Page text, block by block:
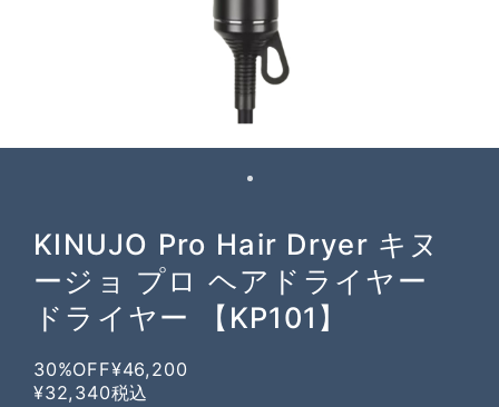
KINUJO Pro Hair Dryer キヌ
ージョ プロ ヘアドライヤー
ドライヤー 【KP101】
30%OFF¥46,200
¥32,340税込